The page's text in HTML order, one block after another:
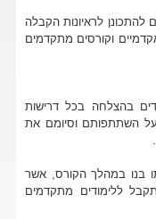
לראיונות הקבלה
וקורסים מתקדמים
בהצלחה בכל דרישות
על השתתפותם וסיומם את
בנו במהלך הקורס, אשר
ללימודים מתקדמים